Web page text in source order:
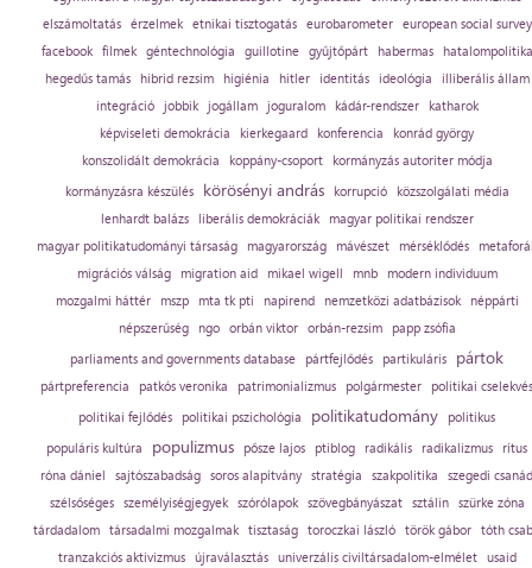
elszámoltatás
érzelmek etnikai tisztogatás eurobarometer
european social survey
facebook
filmek géntechnológia guillotine gyűjtőpárt habermas
hatalompolitika
hegedűs tamás
hibrid rezsim higiénia hitler identitás ideológia
illiberális állam
integráció
jobbik jogállam joguralom kádár-rendszer
katharok
képviseleti demokrácia
kierkegaard konferencia
konrád györgy
konszolidált demokrácia
koppány-csoport
kormányzás autoriter módja
kormányzásra készülés
körösényi andrás korrupció
közszolgálati média
lenhardt balázs
liberális demokráciák
magyar politikai rendszer
magyar politikatudományi társaság
magyarország mávészet mérséklődés
migrációs válság
migration aid mikael wigell mnb
modern individuum
mozgalmi háttér
mszp mta tk pti napirend nemzetközi adatbázisok
néppárti
népszerűség
ngo orbán viktor orbán-rezsim
papp zsófia
parliaments and governments database
pártfejlődés partikuláris pártok
pártpreferencia patkós veronika patrimonializmus polgármester
politikai
politikai fejlődés
politikai pszichológia politikatudomány
politikus
populáris kultúra
populizmus pősze lajos ptiblog radikális radikalizmus
rítus
róna dániel
sajtószabadság soros alapítvány stratégia szakpolitika
szegedi
szélsőséges
személyiségjegyek szórólapok szövegbányászat sztálin
szürke zóna
tárdadalom társadalmi mozgalmak tisztaság toroczkai lászló török gábor tóth
tranzakciós aktivizmus
újraválasztás univerzális civiltársadalom-elmélet
usaid